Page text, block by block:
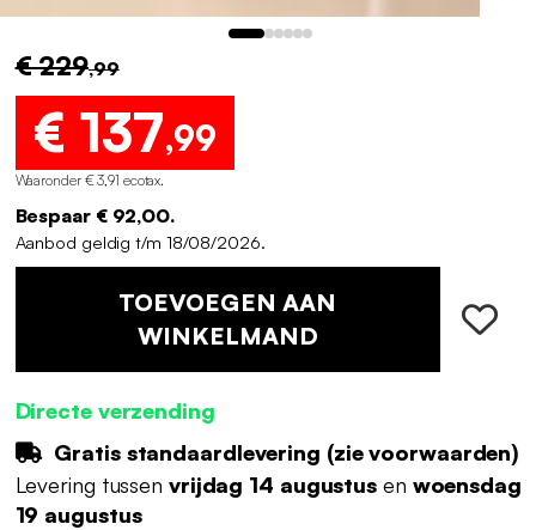
€ 229,99
€ 137,99
Waaronder € 3,91 ecotax.
Bespaar € 92,00.
Aanbod geldig t/m 18/08/2026.
TOEVOEGEN AAN
WINKELMAND
Directe verzending
Gratis standaardlevering (zie voorwaarden)
Levering tussen vrijdag 14 augustus en woensdag
19 augustus